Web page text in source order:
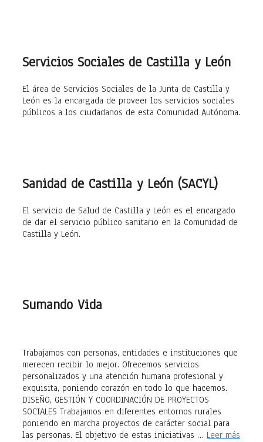
Servicios Sociales de Castilla y León
El área de Servicios Sociales de la Junta de Castilla y
León es la encargada de proveer los servicios sociales
públicos a los ciudadanos de esta Comunidad Autónoma.
Sanidad de Castilla y León (SACYL)
El servicio de Salud de Castilla y León es el encargado
de dar el servicio público sanitario en la Comunidad de
Castilla y León.
Sumando Vida
Trabajamos con personas, entidades e instituciones que
merecen recibir lo mejor. Ofrecemos servicios
personalizados y una atención humana profesional y
exquisita, poniendo corazón en todo lo que hacemos.
DISEÑO, GESTIÓN Y COORDINACIÓN DE PROYECTOS
SOCIALES Trabajamos en diferentes entornos rurales
poniendo en marcha proyectos de carácter social para
las personas. El objetivo de estas iniciativas … Leer más